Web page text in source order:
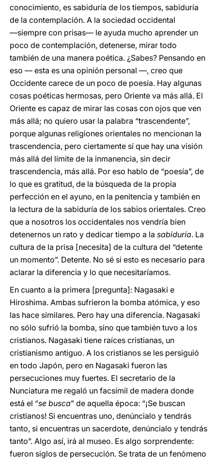
conocimiento, es sabiduría de los tiempos, sabiduría
de la contemplación. A la sociedad occidental
―siempre con prisas― le ayuda mucho aprender un
poco de contemplación, detenerse, mirar todo
también de una manera poética. ¿Sabes? Pensando en
eso ― esta es una opinión personal ―, creo que
Occidente carece de un poco de poesía. Hay algunas
cosas poéticas hermosas, pero Oriente va más allá. El
Oriente es capaz de mirar las cosas con ojos que ven
más allá; no quiero usar la palabra “trascendente”,
porque algunas religiones orientales no mencionan la
trascendencia, pero ciertamente sí que hay una visión
más allá del límite de la inmanencia, sin decir
trascendencia, más allá. Por eso hablo de “poesía”, de
lo que es gratitud, de la búsqueda de la propia
perfección en el ayuno, en la penitencia y también en
la lectura de la sabiduría de los sabios orientales. Creo
que a nosotros los occidentales nos vendría bien
detenernos un rato y dedicar tiempo a la sabiduría. La
cultura de la prisa [necesita] de la cultura del “detente
un momento”. Detente. No sé si esto es necesario para
aclarar la diferencia y lo que necesitaríamos.
En cuanto a la primera [pregunta]: Nagasaki e
Hiroshima. Ambas sufrieron la bomba atómica, y eso
las hace similares. Pero hay una diferencia. Nagasaki
no sólo sufrió la bomba, sino que también tuvo a los
cristianos. Nagasaki tiene raíces cristianas, un
cristianismo antiguo. A los cristianos se les persiguió
en todo Japón, pero en Nagasaki fueron las
persecuciones muy fuertes. El secretario de la
Nunciatura me regaló un facsímil de madera donde
está el “se busca” de aquella época: “¡Se buscan
cristianos! Si encuentras uno, denúncialo y tendrás
tanto, si encuentras un sacerdote, denúncialo y tendrás
tanto”. Algo así, irá al museo. Es algo sorprendente:
fueron siglos de persecución. Se trata de un fenómeno